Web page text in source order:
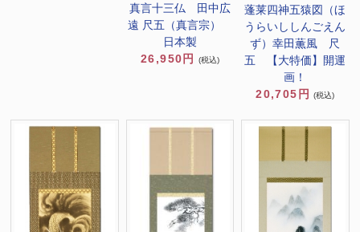
真言十三仏 田中広
遠 尺五（真言宗）
日本製
26,950円
(税込)
蓬莱四神五猿図（ほ
うらいししんごえん
ず）幸田薫風 尺
五 【大特価】開運
画！
20,705円
(税込)